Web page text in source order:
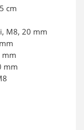
cm
M8, 20 mm
mm
mm